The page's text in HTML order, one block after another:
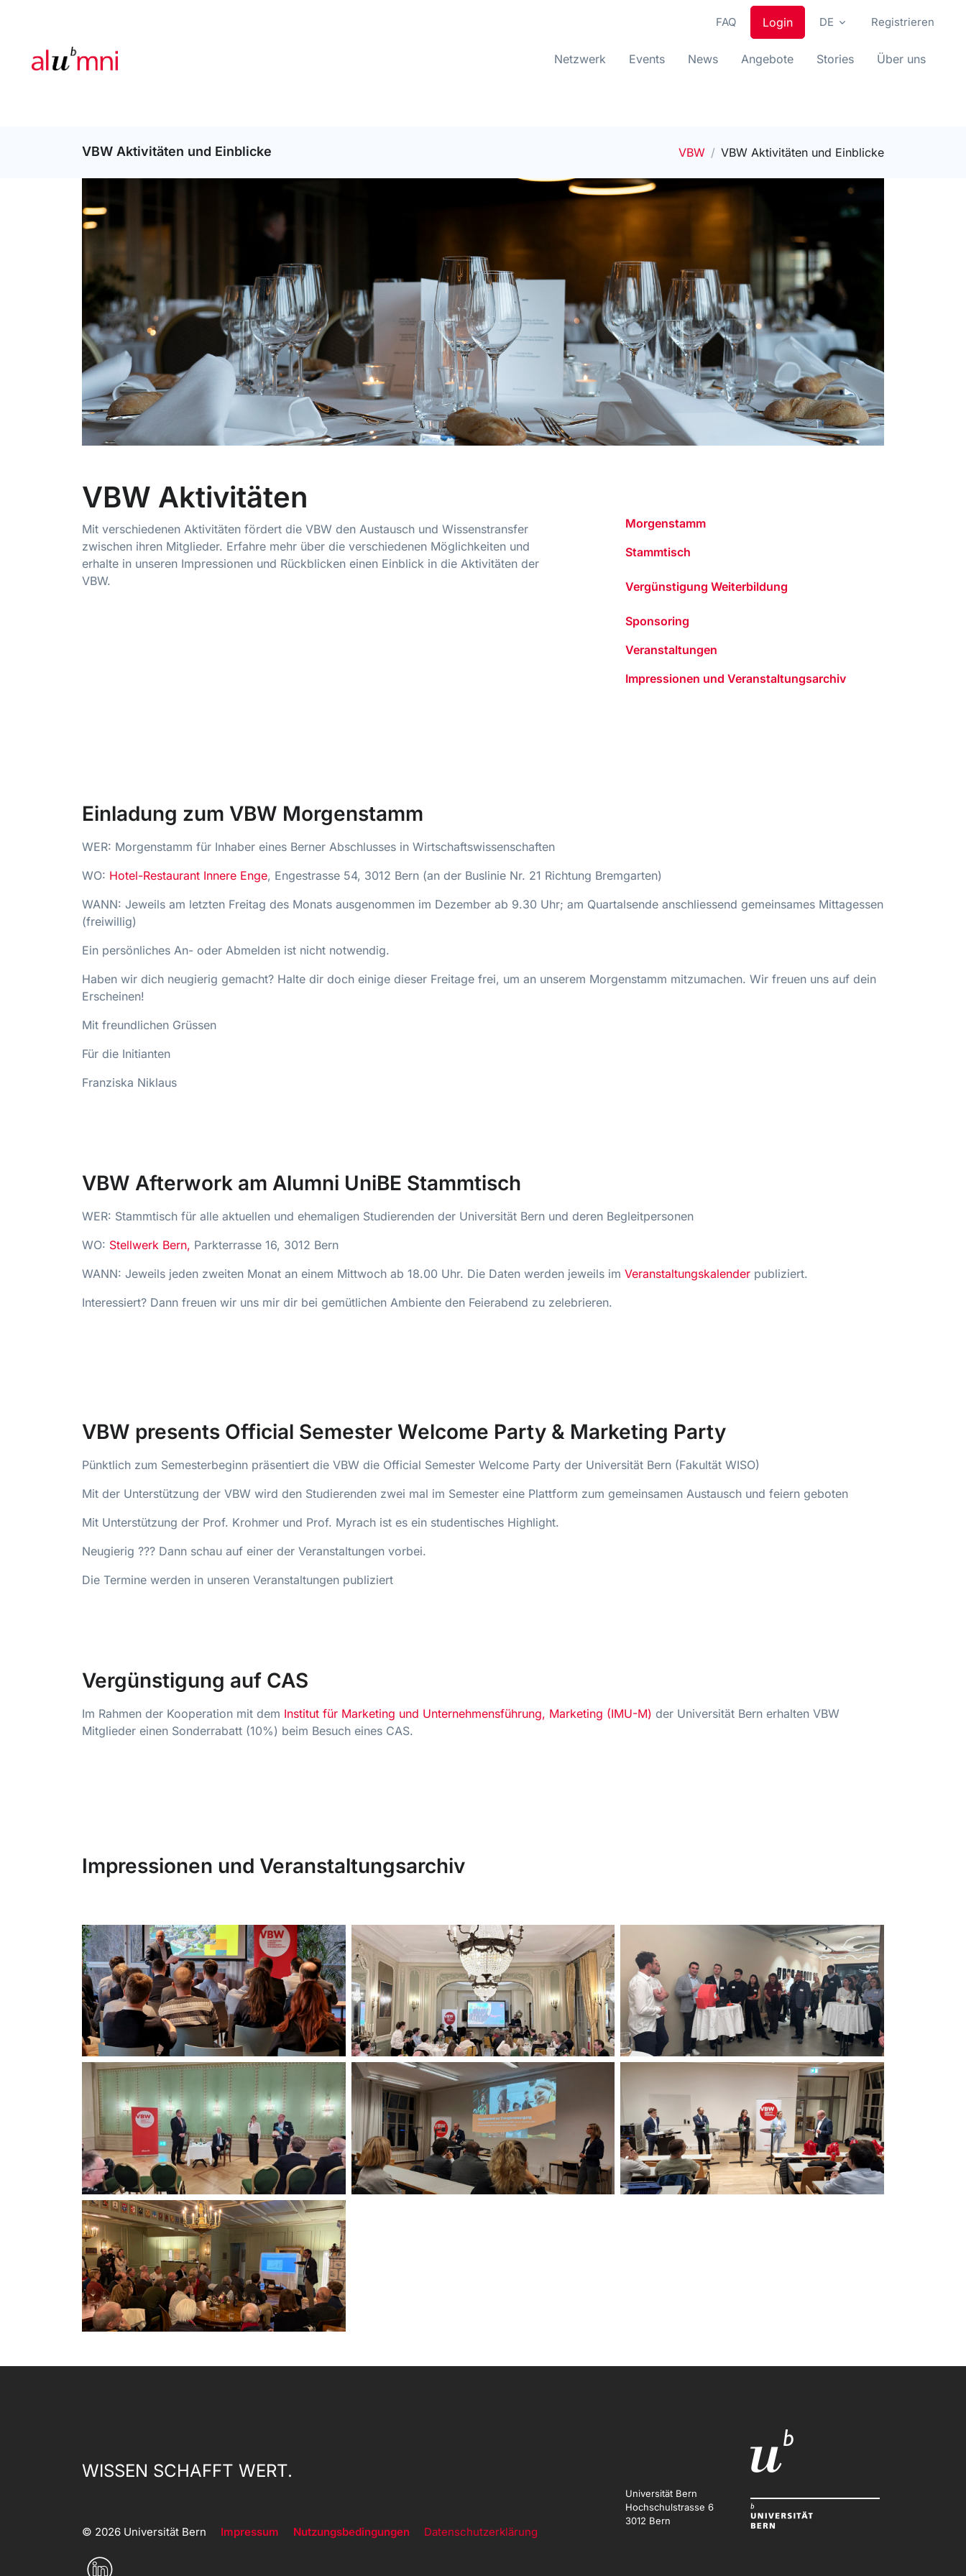
FAQ Login DE Registrieren
Netzwerk Events News Angebote Stories Über uns
VBW Aktivitäten und Einblicke VBW VBW Aktivitäten und Einblicke
VBW Aktivitäten
Mit verschiedenen Aktivitäten fördert die VBW den Austausch und Wissenstransfer
zwischen ihren Mitglieder. Erfahre mehr über die verschiedenen Möglichkeiten und
erhalte in unseren Impressionen und Rückblicken einen Einblick in die Aktivitäten der
VBW.
Morgenstamm
Stammtisch
Vergünstigung Weiterbildung
Sponsoring
Veranstaltungen
Impressionen und Veranstaltungsarchiv
Einladung zum VBW Morgenstamm
WER: Morgenstamm für Inhaber eines Berner Abschlusses in Wirtschaftswissenschaften
WO: Hotel-Restaurant Innere Enge, Engestrasse 54, 3012 Bern (an der Buslinie Nr. 21 Richtung Bremgarten)
WANN: Jeweils am letzten Freitag des Monats ausgenommen im Dezember ab 9.30 Uhr; am Quartalsende anschliessend gemeinsames Mittagessen
(freiwillig)
Ein persönliches An- oder Abmelden ist nicht notwendig.
Haben wir dich neugierig gemacht? Halte dir doch einige dieser Freitage frei, um an unserem Morgenstamm mitzumachen. Wir freuen uns auf dein
Erscheinen!
Mit freundlichen Grüssen
Für die Initianten
Franziska Niklaus
VBW Afterwork am Alumni UniBE Stammtisch
WER: Stammtisch für alle aktuellen und ehemaligen Studierenden der Universität Bern und deren Begleitpersonen
WO: Stellwerk Bern, Parkterrasse 16, 3012 Bern
WANN: Jeweils jeden zweiten Monat an einem Mittwoch ab 18.00 Uhr. Die Daten werden jeweils im Veranstaltungskalender publiziert.
Interessiert? Dann freuen wir uns mir dir bei gemütlichen Ambiente den Feierabend zu zelebrieren.
VBW presents Official Semester Welcome Party & Marketing Party
Pünktlich zum Semesterbeginn präsentiert die VBW die Official Semester Welcome Party der Universität Bern (Fakultät WISO)
Mit der Unterstützung der VBW wird den Studierenden zwei mal im Semester eine Plattform zum gemeinsamen Austausch und feiern geboten
Mit Unterstützung der Prof. Krohmer und Prof. Myrach ist es ein studentisches Highlight.
Neugierig ??? Dann schau auf einer der Veranstaltungen vorbei.
Die Termine werden in unseren Veranstaltungen publiziert
Vergünstigung auf CAS
Im Rahmen der Kooperation mit dem Institut für Marketing und Unternehmensführung, Marketing (IMU-M) der Universität Bern erhalten VBW
Mitglieder einen Sonderrabatt (10%) beim Besuch eines CAS.
Impressionen und Veranstaltungsarchiv
WISSEN SCHAFFT WERT.
© 2026 Universität Bern Impressum Nutzungsbedingungen Datenschutzerklärung
Universität Bern
Hochschulstrasse 6
3012 Bern